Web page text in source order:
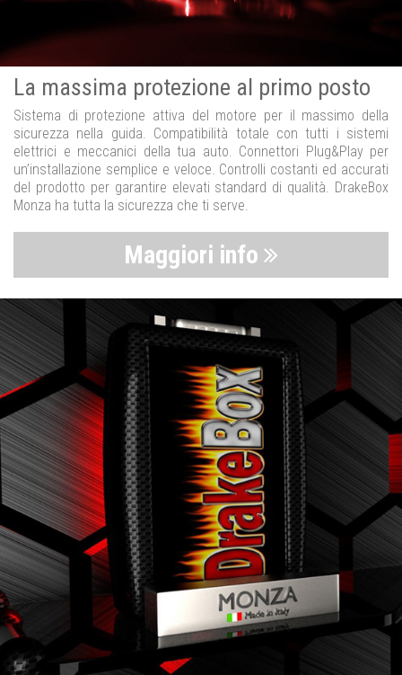
La massima protezione al primo posto
Sistema di protezione attiva del motore per il massimo della
sicurezza nella guida. Compatibilità totale con tutti i sistemi
elettrici e meccanici della tua auto. Connettori Plug&Play per
un’installazione semplice e veloce. Controlli costanti ed accurati
del prodotto per garantire elevati standard di qualità. DrakeBox
Monza ha tutta la sicurezza che ti serve.
Maggiori info